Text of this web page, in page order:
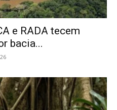
e RADA tecem
bacia...